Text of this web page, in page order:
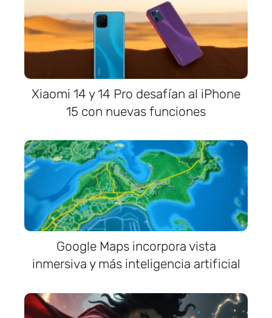
Xiaomi 14 y 14 Pro desafían al iPhone
15 con nuevas funciones
Google Maps incorpora vista
inmersiva y más inteligencia artificial